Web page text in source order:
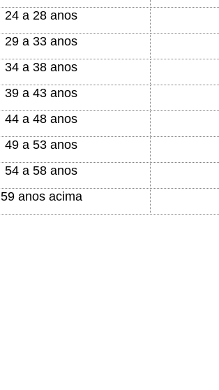
24 a 28 anos
29 a 33 anos
34 a 38 anos
39 a 43 anos
44 a 48 anos
49 a 53 anos
54 a 58 anos
59 anos acima